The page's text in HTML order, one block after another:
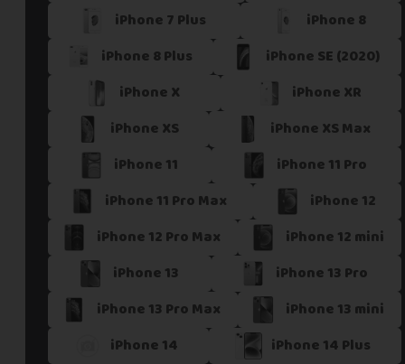
Si vous ne trouvez pas une offre correspondant aux
Vous pouvez éventuellement nous contacter.
iPhone 7 Plus
iPhone 8
iPhone 8 Plus
iPhone SE (2020)
iPhone X
iPhone XR
iPhone XS
iPhone XS Max
iPhone 11
iPhone 11 Pro
iPhone 11 Pro Max
iPhone 12
iPhone 12 Pro Max
iPhone 12 mini
iPhone 13
iPhone 13 Pro
iPhone 13 Pro Max
iPhone 13 mini
iPhone 14
iPhone 14 Plus